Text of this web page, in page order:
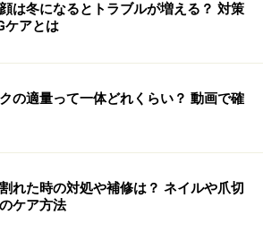
は冬になるとトラブルが増える？ 対策
ケアとは
の適量って一体どれくらい？ 動画で確
れた時の対処や補修は？ ネイルや爪切
ケア方法